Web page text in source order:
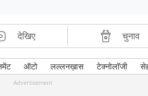
देखिए चुनाव
ऑटो लल्लनख़ास टेक्नोलॉजी
Advertisement